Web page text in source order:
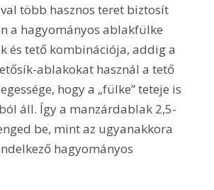
több hasznos teret biztosít
a hagyományos ablakfülke
és tető kombinációja, addig a
ablakokat használ a tető
hogy a „fülke” teteje is
áll. Így a manzárdablak 2,5-
be, mint az ugyanakkora
hagyományos